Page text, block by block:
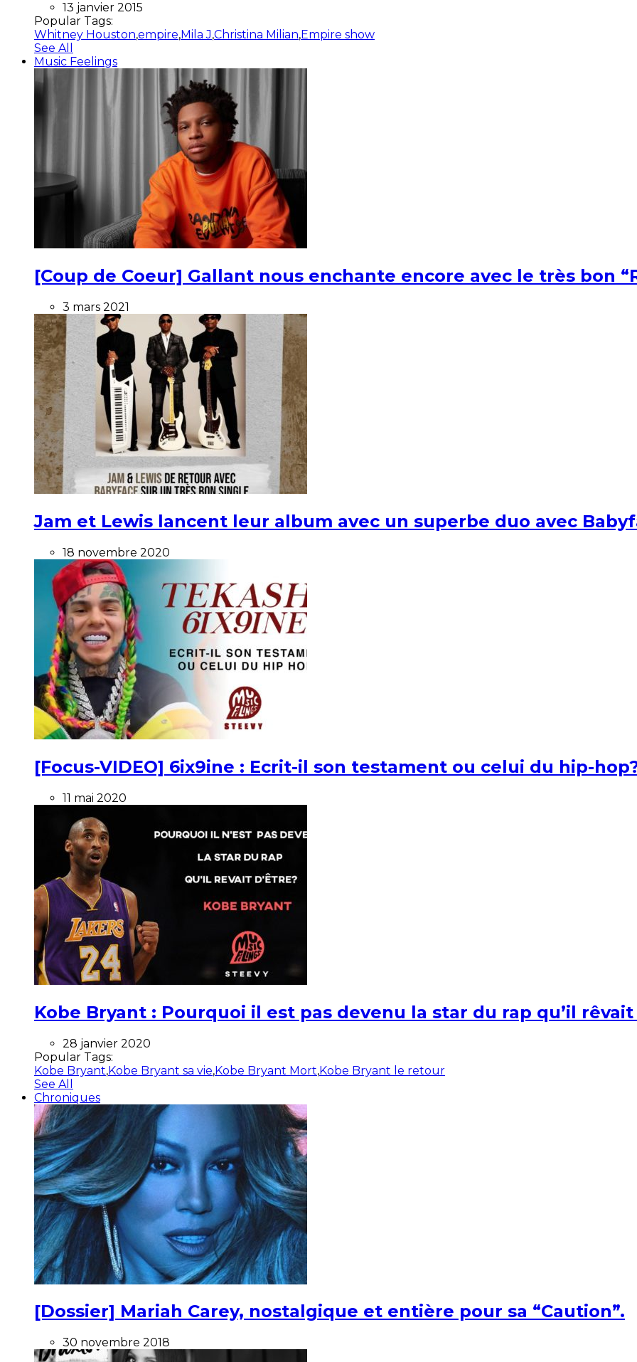
13 janvier 2015
Popular Tags:
Whitney Houston,empire,Mila J,Christina Milian,Empire show
See All
Music Feelings
[Coup de Coeur] Gallant nous enchante encore avec le très bon
3 mars 2021
Jam et Lewis lancent leur album avec un superbe duo avec
18 novembre 2020
[Focus-VIDEO] 6ix9ine : Ecrit-il son testament ou celui du hip-
11 mai 2020
Kobe Bryant : Pourquoi il est pas devenu la star du rap qu’il rêvait
28 janvier 2020
Popular Tags:
Kobe Bryant,Kobe Bryant sa vie,Kobe Bryant Mort,Kobe Bryant le retour
See All
Chroniques
[Dossier] Mariah Carey, nostalgique et entière pour sa “Caution”.
30 novembre 2018